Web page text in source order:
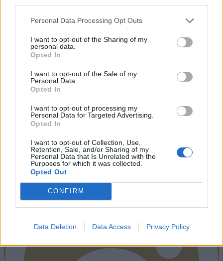
Personal Data Processing Opt Outs
I want to opt-out of the Sharing of my
personal data.
Opted In
I want to opt-out of the Sale of my
Personal Data.
Opted In
I want to opt-out of processing my
Personal Data for Targeted Advertising.
Opted In
I want to opt-out of Collection, Use,
Retention, Sale, and/or Sharing of my
Personal Data that Is Unrelated with the
Purposes for which it was collected.
Opted Out
CONFIRM
Data Deletion Data Access Privacy Policy